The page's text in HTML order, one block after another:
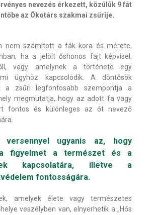
nevezés érkezett, közülük 9 fát
az Ökotárs szakmai zsűrije.
nem számított a fák kora és mérete,
ha a jelölt őshonos fajt képvisel,
vagy amelynek a története egy
ügyhöz kapcsolódik. A döntősök
a zsűri legfontosabb szempontja a
megmutatja, hogy az adott fa vagy
fontos és különleges az őt nevező
versennyel ugyanis az, hogy
figyelmet a természet és a
kapcsolatára, illetve a
fontosságára.
amelyek élete vagy természetes
veszélyben van, elnyerhetik a „Hős